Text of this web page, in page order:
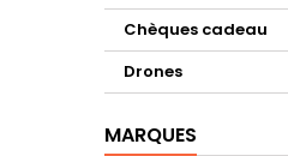
Chèques cadeau
Drones
MARQUES